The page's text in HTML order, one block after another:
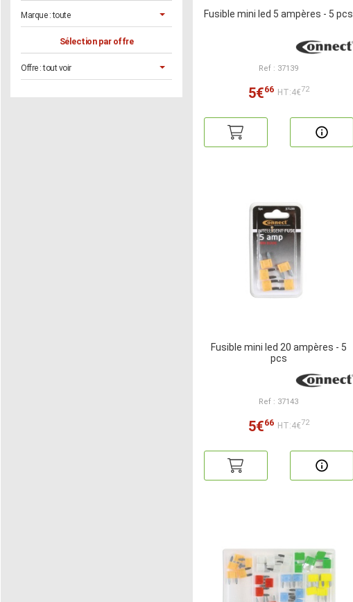
Marque :toute
Sélection par offre
Offre :tout voir
Fusible mini led 5 ampères - 5 pcs
Ref : 37139
5€66 HT:4€72
Fusible mini led 20 ampères - 5
pcs
Ref : 37143
5€66 HT:4€72